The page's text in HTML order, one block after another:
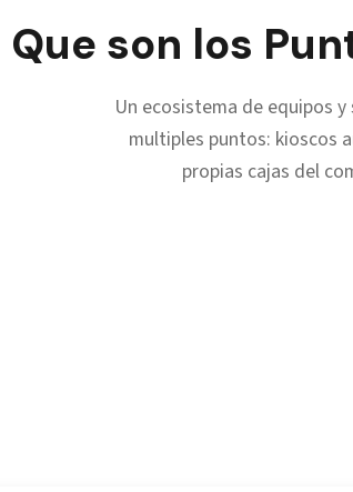
Que son los
Un ecosistema de equipos
multiples puntos: kioscos
propias cajas del